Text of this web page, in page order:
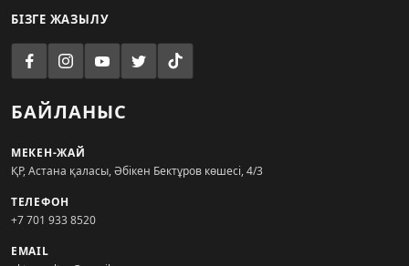
БІЗГЕ ЖАЗЫЛУ
БАЙЛАНЫС
МЕКЕН-ЖАЙ
ҚР, Астана қаласы, Әбікен Бектұров көшесі, 4/3
ТЕЛЕФОН
+7 701 933 8520
EMAIL